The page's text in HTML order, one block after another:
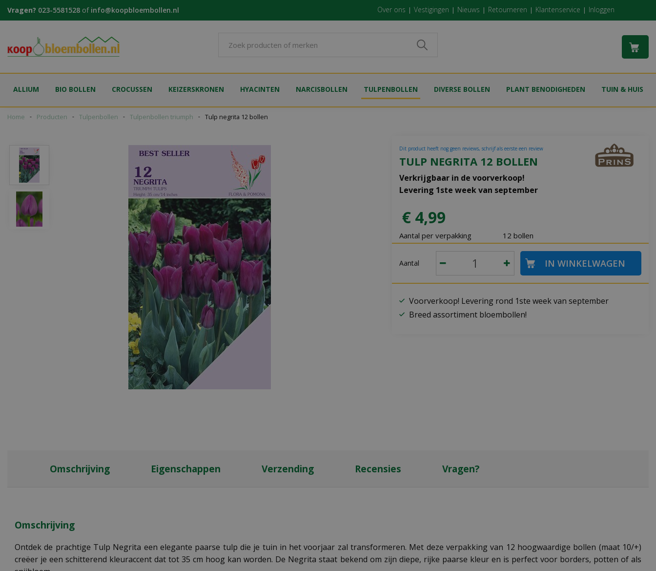
naar
Home Producten Tulpenbollen Tulpenbollen triumph Tulp negrita 12 bollen
Vragen? 023-5581528 of info@koopbloembollen.nl Over ons Vestigingen Nieuws Retourneren Klantenservice Inloggen
ALLIUM BIO BOLLEN CROCUSSEN KEIZERSKRONEN HYACINTEN NARCISBOLLEN TULPENBOLLEN DIVERSE BOLLEN PLANT BENODIGHEDEN TUIN & HUIS
TULP NEGRITA 12 BOLLEN
Verkrijgbaar in de voorverkoop!
Levering 1ste week van september
Dit product heeft nog geen reviews, schrijf als eerste een review
€ 4,99
Aantal per verpakking 12 bollen
Aantal
Voorverkoop! Levering rond 1ste week van september
Breed assortiment bloembollen!
Omschrijving Eigenschappen Verzending Recensies Vragen?
Omschrijving
Ontdek de prachtige Tulp Negrita een elegante paarse tulp die je tuin in het voorjaar zal transformeren. Met deze verpakking van 12 hoogwaardige bollen (maat 10/+)
creëer je een schitterend kleuraccent dat tot 35 cm hoog kan worden. De Negrita staat bekend om zijn diepe, rijke paarse kleur en is perfect voor borders, potten of als